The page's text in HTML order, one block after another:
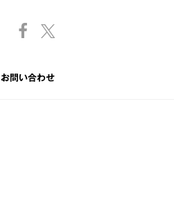
お問い合わせ